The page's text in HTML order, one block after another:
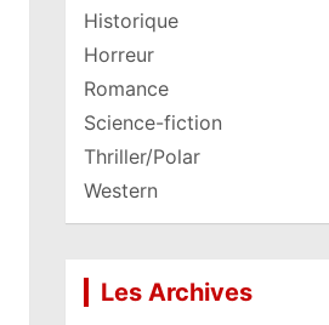
Historique
Horreur
Romance
Science-fiction
Thriller/Polar
Western
Les Archives